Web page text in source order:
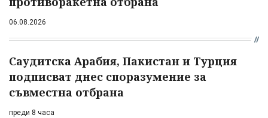
06.08.2026
Саудитска Арабия, Пакистан и Турция
подписват днес споразумение за
съвместна отбрана
преди 8 часа